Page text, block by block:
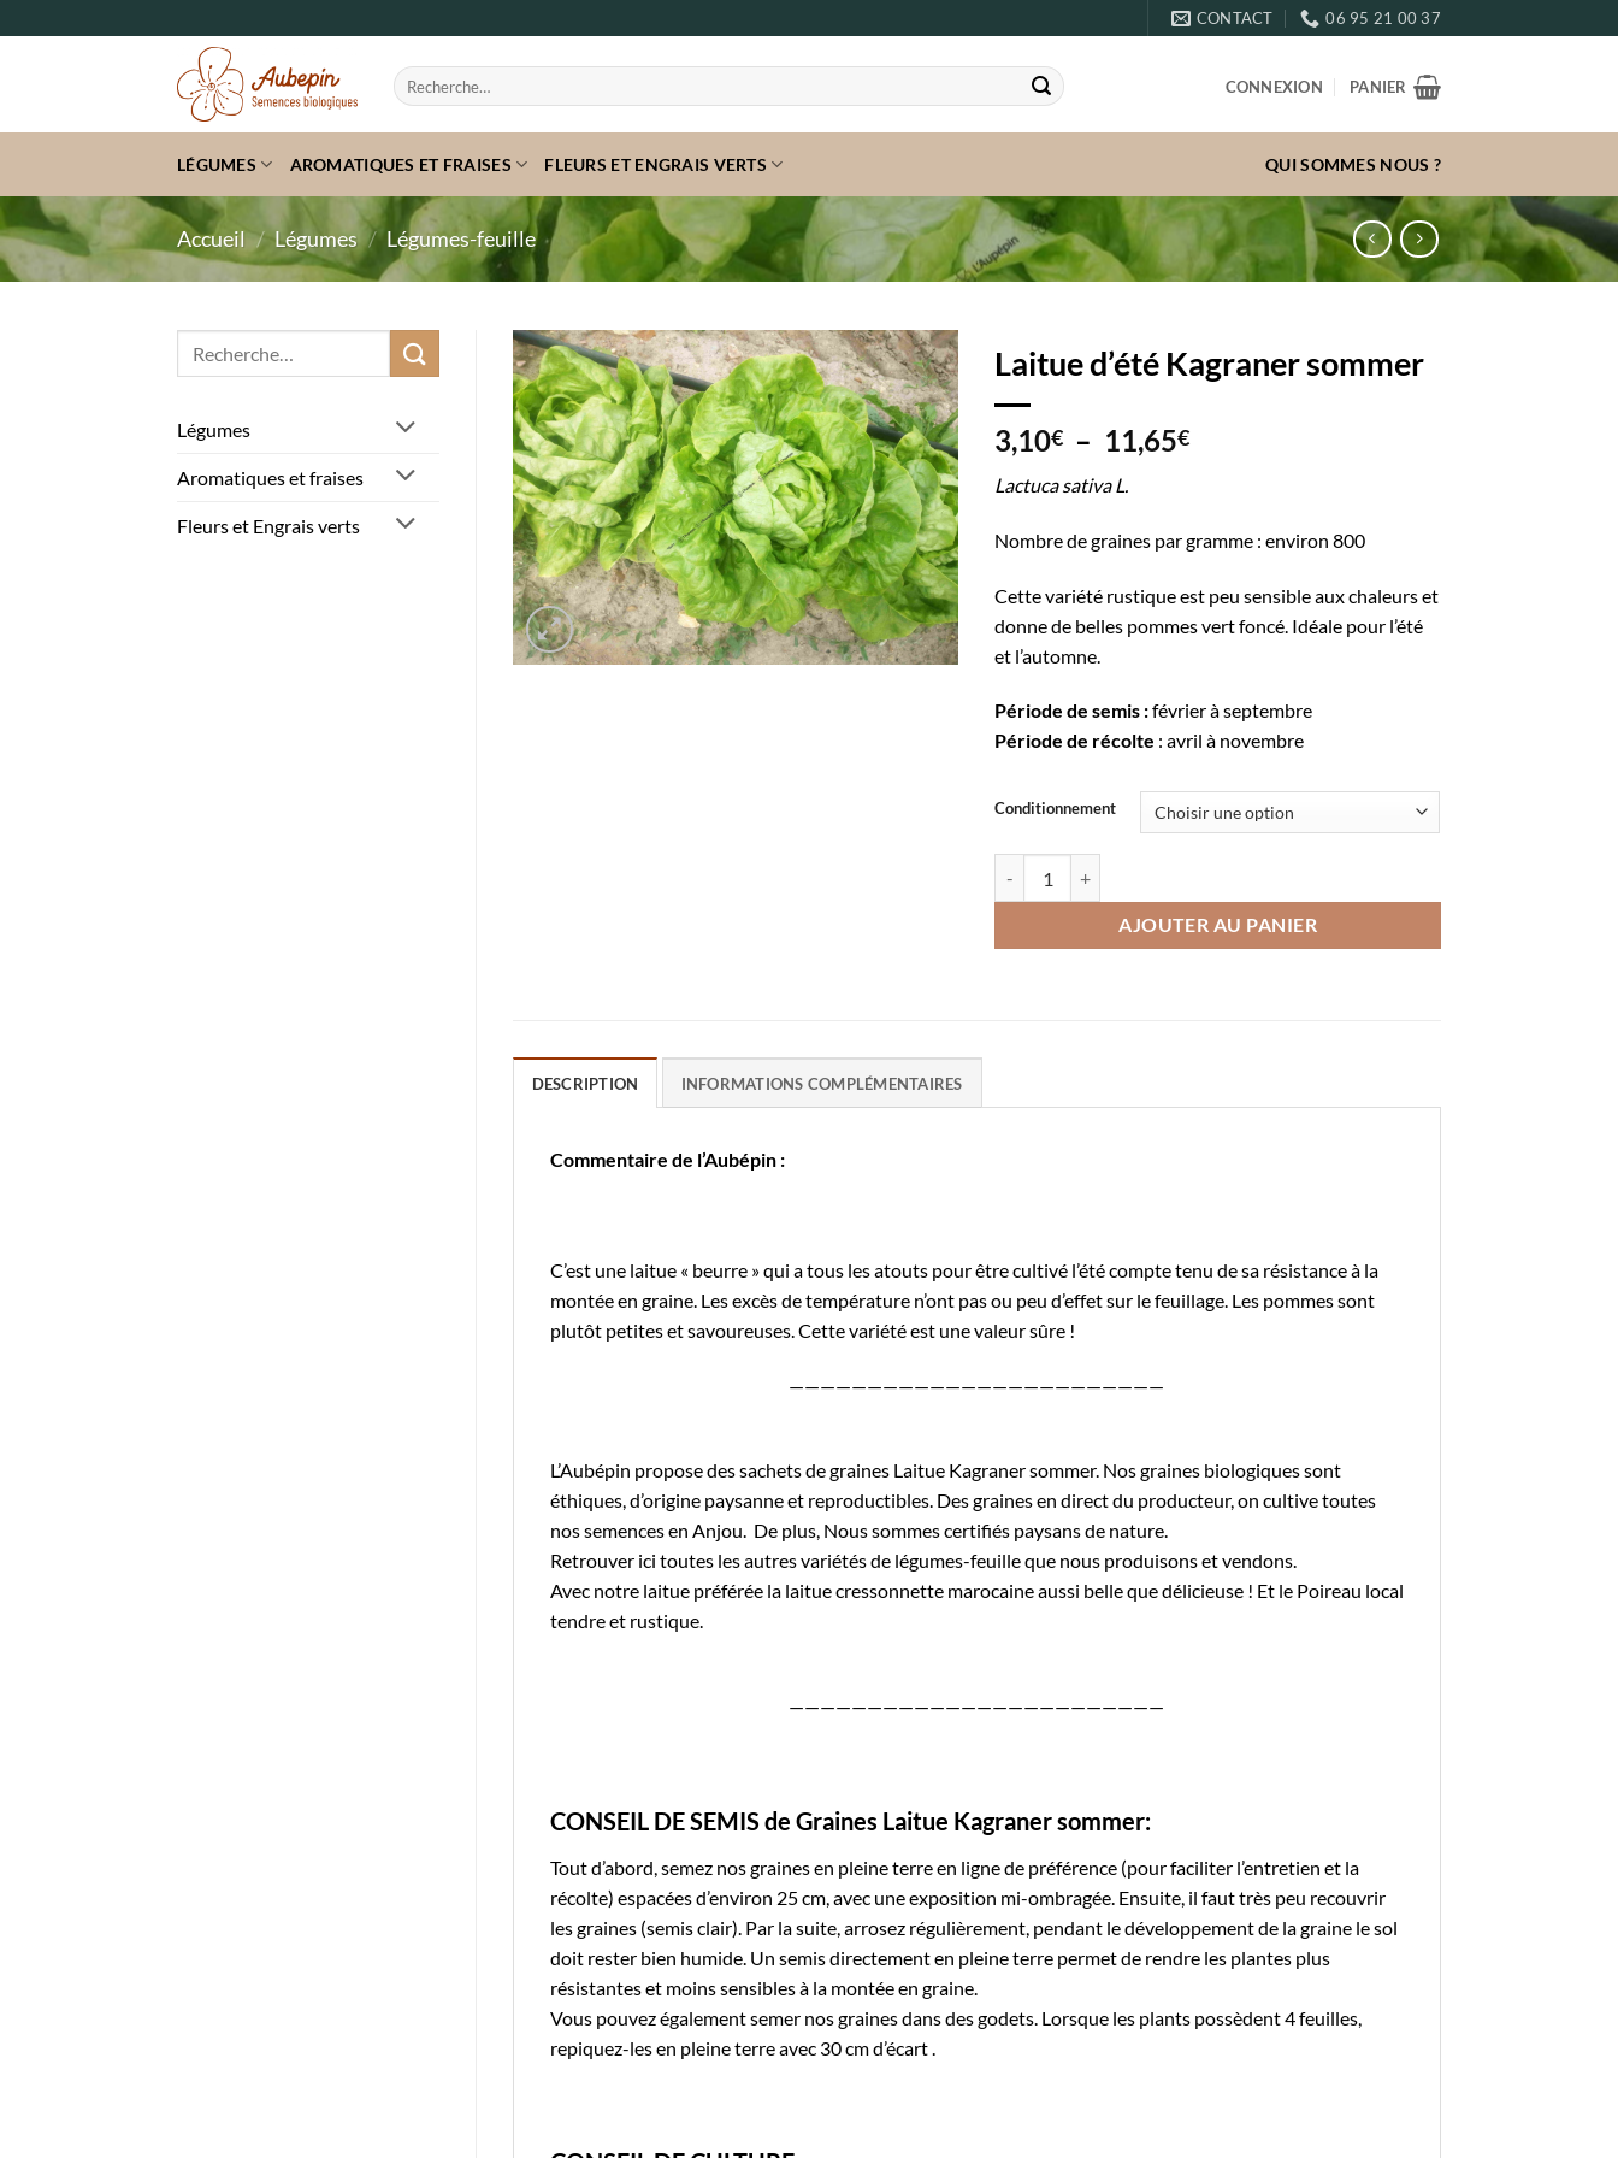
au
CONTACT 06 95 21 00 37
Recherche
pour :
CONNEXION PANIER
LÉGUMES AROMATIQUES ET FRAISES FLEURS ET ENGRAIS VERTS QUI SOMMES NOUS ?
Accueil / Légumes / Légumes-feuille
Légumes
Aromatiques et fraises
Fleurs et Engrais verts
Laitue d’été Kagraner sommer
3,10€ – 11,65€Plage
à
11,65€
Lactuca sativa L.
Nombre de graines par gramme : environ 800
Cette variété rustique est peu sensible aux chaleurs et
donne de belles pommes vert foncé. Idéale pour l’été
et l’automne.
Période de semis :février à septembre
Période de récolte : avril à novembre
Conditionnement
AJOUTER AU PANIER
DESCRIPTION INFORMATIONS COMPLÉMENTAIRES
Commentaire de l’Aubépin :
C’est une laitue « beurre » qui a tous les atouts pour être cultivé l’été compte tenu de sa résistance à la
montée en graine. Les excès de température n’ont pas ou peu d’effet sur le feuillage. Les pommes sont
plutôt petites et savoureuses. Cette variété est une valeur sûre !
————————————————————————
L’Aubépin propose des sachets de graines Laitue Kagraner sommer. Nos graines biologiques sont
éthiques, d’origine paysanne et reproductibles. Des graines en direct du producteur, on cultive toutes
nos semences en Anjou. De plus, Nous sommes certifiés paysans de nature.
Retrouver ici toutes les autres variétés de légumes-feuille que nous produisons et vendons.
Avec notre laitue préférée la laitue cressonnette marocaineaussi belle que délicieuse ! Et le Poireau local
tendre et rustique.
————————————————————————
CONSEIL DE SEMIS de Graines Laitue Kagraner sommer:
Tout d’abord, semez nos graines en pleine terre en ligne de préférence (pour faciliter l’entretien et la
récolte) espacées d’environ 25 cm, avec une exposition mi-ombragée. Ensuite, il faut très peu recouvrir
les graines (semis clair). Par la suite, arrosez régulièrement, pendant le développement de la graine le sol
doit rester bien humide. Un semis directement en pleine terre permet de rendre les plantes plus
résistantes et moins sensibles à la montée en graine.
Vous pouvez également semer nos graines dans des godets. Lorsque les plants possèdent 4 feuilles,
repiquez-les en pleine terre avec 30 cm d’écart .